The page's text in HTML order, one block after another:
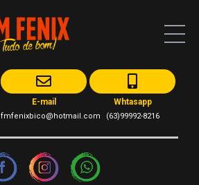
E-mail
fmfenixbico@hotmail.com
Whtasapp
(63)99992-8216